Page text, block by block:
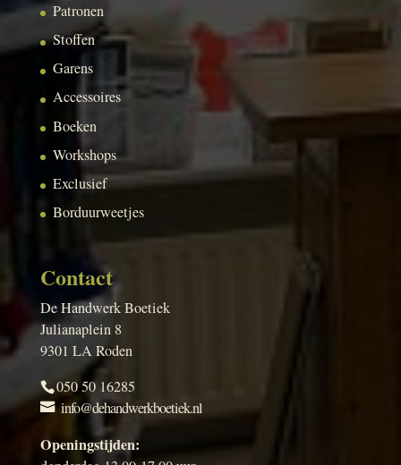
Patronen
Stoffen
Garens
Accessoires
Boeken
Workshops
Exclusief
Borduurweetjes
Contact
De Handwerk Boetiek
Julianaplein 8
9301 LA Roden
050 50 16285
info@dehandwerkboetiek.nl
Openingstijden: